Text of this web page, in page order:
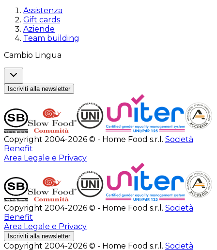
Assistenza
Gift cards
Aziende
Team building
Cambio Lingua
Iscriviti alla newsletter
Copyright 2004-2026 © - Home Food s.r.l. Società
Benefit
Area Legale e Privacy
Copyright 2004-2026 © - Home Food s.r.l. Società
Benefit
Area Legale e Privacy
Iscriviti alla newsletter
Copyright 2004-2026 © - Home Food s.r.l. Società